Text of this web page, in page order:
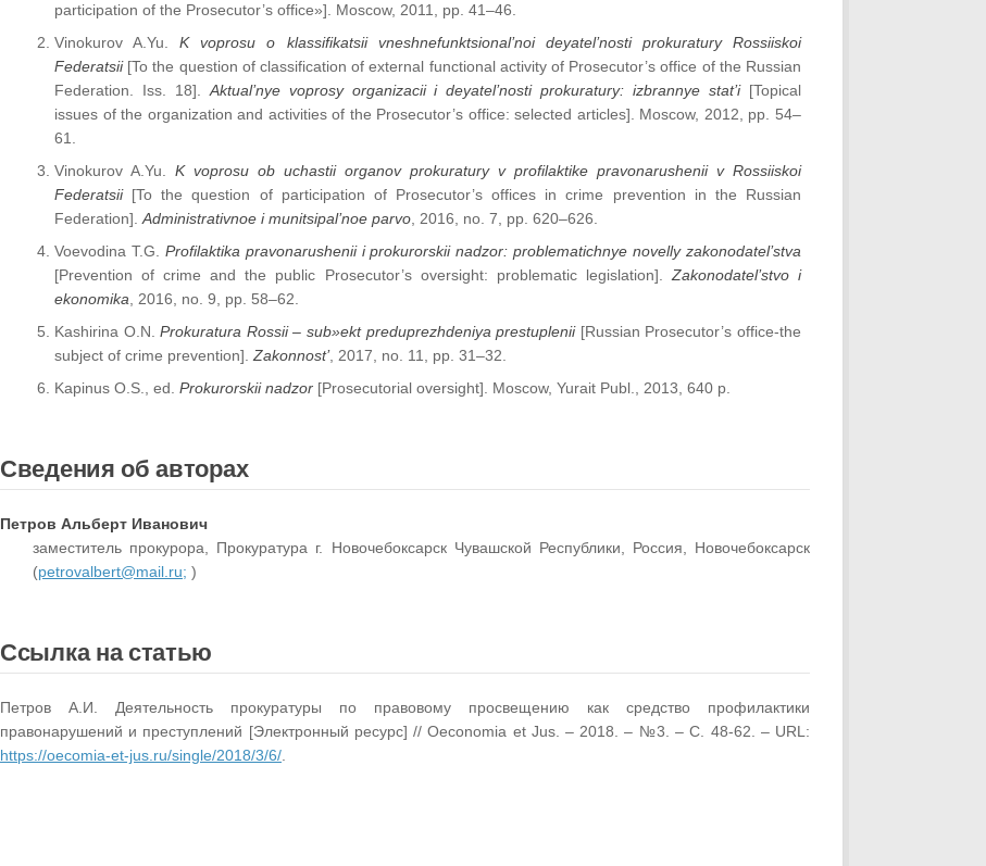
participation of the Prosecutor’s office»]. Moscow, 2011, рр. 41–46.
Vinokurov A.Yu.K voprosu o klassifikatsii vneshnefunktsional’noi deyatel’nosti prokuratury Rossiiskoi
Federatsii[To the question of classification of external functional activity of Prosecutor’s office of the Russian
Federation. Iss. 18]. Aktual’nye voprosy organizacii i deyatel’nosti prokuratury: izbrannye stat’i[Topical
issues of the organization and activities of the Prosecutor’s office: selected articles]. Moscow, 2012, рр. 54–
61.
Vinokurov A.Yu. K voprosu ob uchastii organov prokuratury v profilaktike pravonarushenii v Rossiiskoi
Federatsii[To the question of participation of Prosecutor’s offices in crime prevention in the Russian
Federation]. Administrativnoe i munitsipal’noe parvo , 2016, no. 7, рр. 620–626.
Voevodina T.G. Profilaktika pravonarushenii i prokurorskii nadzor: problematichnye novelly zakonodatel’stva
[Prevention of crime and the public Prosecutor’s oversight: problematic legislation]. Zakonodatel’stvo i
ekonomika , 2016, no. 9, pр. 58–62.
Kashirina O.N.Prokuratura Rossii – sub»ekt preduprezhdeniya prestuplenii[Russian Prosecutor’s office-the
subject of crime prevention]. Zakonnost’, 2017, no. 11, pр. 31–32.
Kapinus O.S., ed. Prokurorskii nadzor [Prosecutorial oversight]. Moscow, Yurait Publ., 2013, 640 p.
Сведения об авторах
Петров Альберт Иванович
заместитель прокурора, Прокуратура г. Новочебоксарск Чувашской Республики, Россия, Новочебоксарск
(petrovalbert@mail.ru; )
Ссылка на статью
Петров А.И. Деятельность прокуратуры по правовому просвещению как средство профилактики
правонарушений и преступлений [Электронный ресурс] // Oeconomia et Jus. – 2018. – №3. – С. 48-62. – URL:
https://oecomia-et-jus.ru/single/2018/3/6/